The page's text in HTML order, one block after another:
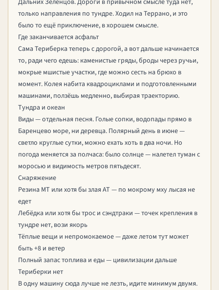
Дальних Зеленцов. Дороги в привычном смысле туда нет,
только направления по тундре. Ходил на Террано, и это
было то ещё приключение, в хорошем смысле.
Где заканчивается асфальт
Сама Териберка теперь с дорогой, а вот дальше начинается
то, ради чего едешь: каменистые гряды, броды через ручьи,
мокрые мшистые участки, где можно сесть на брюхо в
момент. Колея набита квадроциклами и подготовленными
машинами, ползёшь медленно, выбирая траекторию.
Тундра и океан
Виды — отдельная песня. Голые сопки, водопады прямо в
Баренцево море, ни деревца. Полярный день в июне —
светло круглые сутки, можно ехать хоть в два ночи. Но
погода меняется за полчаса: было солнце — налетел туман с
моросью и видимость метров пятьдесят.
Снаряжение
Резина МТ или хотя бы злая АТ — по мокрому мху лысая не
едет
Лебёдка или хотя бы трос и сэндтраки — точек крепления в
тундре нет, вози якорь
Тёплые вещи и непромокаемое — даже летом тут может
быть +8 и ветер
Полный запас топлива и еды — цивилизации дальше
Териберки нет
В одну машину сюда лучше не лезть, идите минимум двумя.